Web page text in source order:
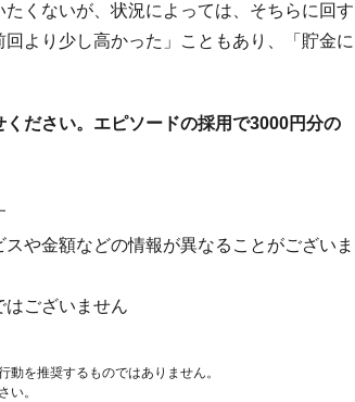
くないが、状況によっては、そちらに回す
より少し高かった」こともあり、「貯金に
ください。エピソードの採用で3000円分の
や金額などの情報が異なることがございま
ございません
を推奨するものではありません。
い。